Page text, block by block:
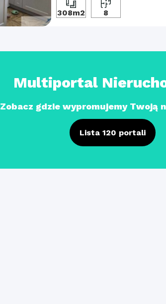
308m2 8
Multiportal
Zobacz gdzie wypromujemy Twoją
Lista 120 portali